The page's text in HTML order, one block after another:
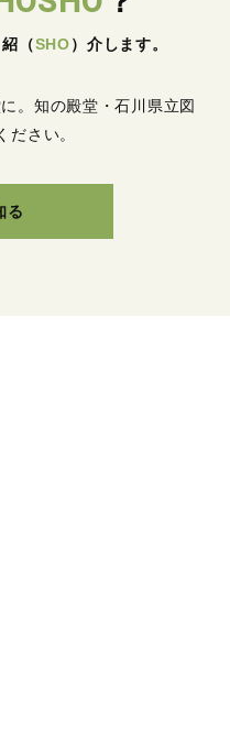
（SHO） 介します。
。 知の殿堂・石川県立図
ださい。
る